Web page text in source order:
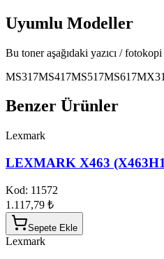
Uyumlu Modeller
Bu toner aşağıdaki yazıcı /
MS317MS417MS517MS617
Benzer Ürünler
Lexmark
LEXMARK X463
Kod: 11572
1.117,79 ₺
Sepete Ekle
Lexmark